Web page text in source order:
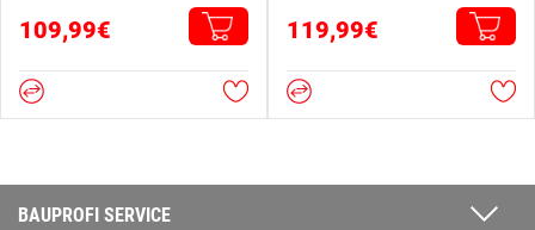
109,99€ 119,99€
BAUPROFI SERVICE